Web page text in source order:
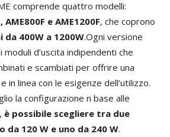
comprende quattro modelli:
AME800F e AME1200F, che coprono
da 400W a 1200W.Ogni versione
d’uscita indipendenti che
e scambiati per offrire una
in linea con le esigenze dell’utilizzo.
la configurazione n base alle
è possibile scegliere tra due
da 120 W e uno da 240 W.